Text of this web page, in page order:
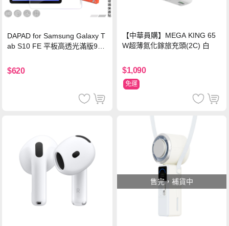
DAPAD for Samsung Galaxy T
ab S10 FE 平板高透光滿版9H
$620
【中華員購】MEGA KING 65
W超薄氮化鎵旅充頭(2C) 白
$1,090
免運
售完，補貨中